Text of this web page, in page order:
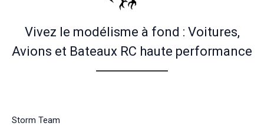
Vivez le modélisme à fond : Voitures,
Avions et Bateaux RC haute performance
Storm Team